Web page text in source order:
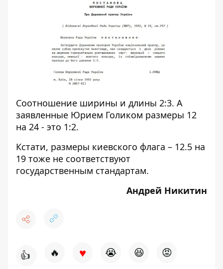
Соотношение ширины и длины 2:3. А
заявленные Юрием Голиком размеры 12
на 24 - это 1:2.
Кстати, размеры киевского флага – 12.5 на
19 тоже не соответствуют
государственным стандартам.
Андрей Никитин
👍 🔥 ♥ 😭 😆 😡